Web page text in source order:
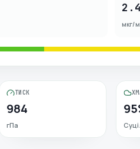
2.4
мкг/
ТИСК
984
гПа